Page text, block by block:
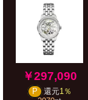
￥297,090
P 還元1％